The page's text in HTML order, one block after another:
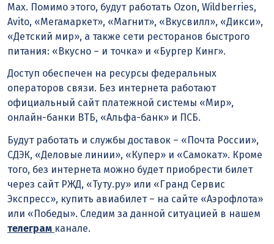
Мах. Помимо этого, будут работать Ozon, Wildberries,
Avito, «Мегамаркет», «Магнит», «Вкусвилл», «Дикси»,
«Детский мир», а также сети ресторанов быстрого
питания: «Вкусно – и точка» и «Бургер Кинг».
Доступ обеспечен на ресурсы федеральных
операторов связи. Без интернета работают
официальный сайт платежной системы «Мир»,
онлайн-банки ВТБ, «Альфа-банк» и ПСБ.
Будут работать и службы доставок – «Почта России»,
СДЭК, «Деловые линии», «Купер» и «Самокат». Кроме
того, без интернета можно будет приобрести билет
через сайт РЖД, «Туту.ру» или «Гранд Сервис
Экспресс», купить авиабилет – на сайте «Аэрофлота»
или «Победы». Следим за данной ситуацией в нашем
телеграм канале.